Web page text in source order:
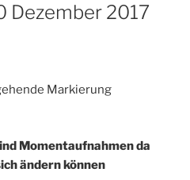
Dezember 2017
Markierung
Momentaufnahmen da
ändern können